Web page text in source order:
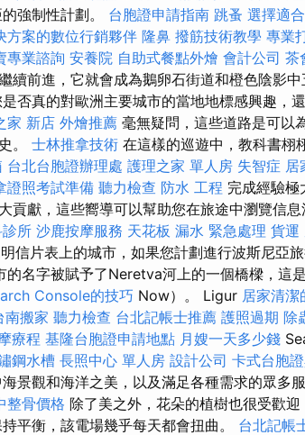
強制性計劃。 台胞證申請指南 跳蚤 選擇適
方案的數位行銷夥伴 隆鼻 撥筋技術教學 專業
專業諮詢 安養院 自助式餐點外燴 會計公司 茶
續前進，它就會成為鵝卵石街道和橙色陰影
否真的對歐洲主要城市的當地地標感興趣，
家 新店 外燴推薦 毫無疑問，這些道路是可以
。 士林推拿技術 在這樣的巡遊中，教科書栩
台北台胞證辦理處 護理之家 單人房 失智症 居
證照考試準備 聽力檢查 防水 工程 完成經驗極
貢獻，這些嚮導可以幫助您在旅途中瀏覽信
所 沙鹿按摩服務 天花板 漏水 緊急處理 貨運
信片表上的城市，如果您計劃進行波斯尼亞旅
的名字被賦予了Neretva河上的一個橋樑，這
Console的技巧 Now）。 Ligur 居家清潔
南搬家 聽力檢查 台北記帳士推薦 護照過期 除
療程 基隆台胞證申請地點 月嫂一天多少錢
鋼水槽 長照中心 單人房 設計公司 卡式台胞
景觀和海洋之美，以及滿足各種需求的眾多
整骨價格 除了美之外，花朵的植樹也很受歡
平衡，該電場幾乎每天都會扭曲。 台北記帳